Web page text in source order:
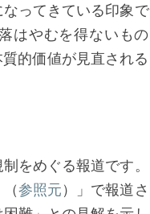
ってきている印象で
はやむを得ないもの
的価値が見直される
をめぐる報道です。
参照元）」で報道さ